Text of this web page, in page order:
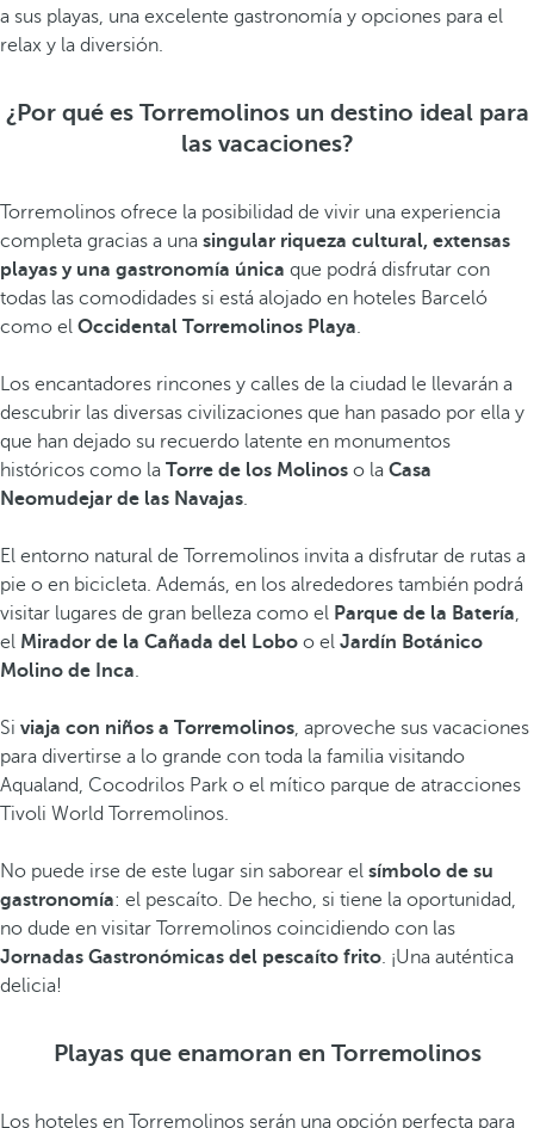
a sus playas, una excelente gastronomía y opciones para el
relax y la diversión.
¿Por qué es Torremolinos un destino ideal para
las vacaciones?
Torremolinos ofrece la posibilidad de vivir una experiencia
completa gracias a una singular riqueza cultural, extensas
playas y una gastronomía única que podrá disfrutar con
todas las comodidades si está alojado en hoteles Barceló
como el Occidental Torremolinos Playa.
Los encantadores rincones y calles de la ciudad le llevarán a
descubrir las diversas civilizaciones que han pasado por ella y
que han dejado su recuerdo latente en monumentos
históricos como la Torre de los Molinos o la Casa
Neomudejar de las Navajas.
El entorno natural de Torremolinos invita a disfrutar de rutas a
pie o en bicicleta. Además, en los alrededores también podrá
visitar lugares de gran belleza como el Parque de la Batería,
el Mirador de la Cañada del Lobo o el Jardín Botánico
Molino de Inca.
Si viaja con niños a Torremolinos, aproveche sus vacaciones
para divertirse a lo grande con toda la familia visitando
Aqualand, Cocodrilos Park o el mítico parque de atracciones
Tivoli World Torremolinos.
No puede irse de este lugar sin saborear el símbolo de su
gastronomía: el pescaíto. De hecho, si tiene la oportunidad,
no dude en visitar Torremolinos coincidiendo con las
Jornadas Gastronómicas del pescaíto frito. ¡Una auténtica
delicia!
Playas que enamoran en Torremolinos
Los hoteles en Torremolinos serán una opción perfecta para